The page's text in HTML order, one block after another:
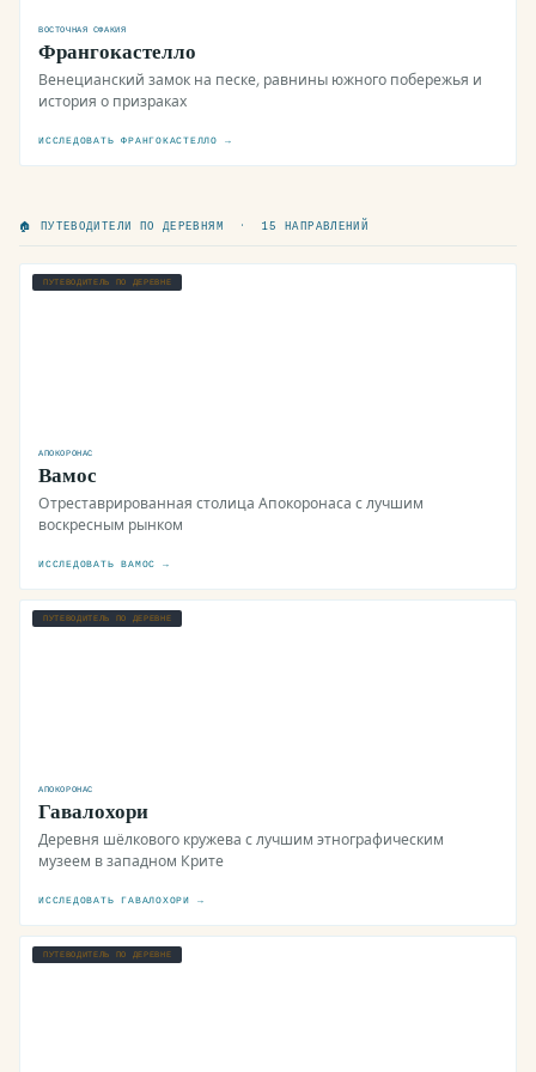
ВОСТОЧНАЯ СФАКИЯ
Франгокастелло
Венецианский замок на песке, равнины южного побережья и
история о призраках
ИССЛЕДОВАТЬ ФРАНГОКАСТЕЛЛО →
🏠 ПУТЕВОДИТЕЛИ ПО ДЕРЕВНЯМ · 15 НАПРАВЛЕНИЙ
ПУТЕВОДИТЕЛЬ ПО ДЕРЕВНЕ
АПОКОРОНАС
Вамос
Отреставрированная столица Апокоронаса с лучшим
воскресным рынком
ИССЛЕДОВАТЬ ВАМОС →
ПУТЕВОДИТЕЛЬ ПО ДЕРЕВНЕ
АПОКОРОНАС
Гавалохори
Деревня шёлкового кружева с лучшим этнографическим
музеем в западном Крите
ИССЛЕДОВАТЬ ГАВАЛОХОРИ →
ПУТЕВОДИТЕЛЬ ПО ДЕРЕВНЕ